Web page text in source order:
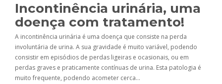
Incontinência urinária, uma
doença com tratamento!
A incontinência urinária é uma doença que consiste na perda
involuntária de urina. A sua gravidade é muito variável, podendo
consistir em episódios de perdas ligeiras e ocasionais, ou em
perdas graves e praticamente contínuas de urina. Esta patologia é
muito frequente, podendo acometer cerca…